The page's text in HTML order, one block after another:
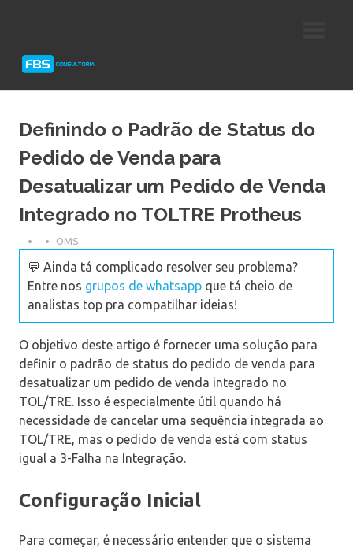
Protheus
Definindo o Padrão de Status do
Pedido de Venda para
Desatualizar um Pedido de Venda
Integrado no TOLTRE Protheus
OMS
💬 Ainda tá complicado resolver seu problema?
Entre nos grupos de whatsapp que tá cheio de
analistas top pra compatilhar ideias!
O objetivo deste artigo é fornecer uma solução para
definir o padrão de status do pedido de venda para
desatualizar um pedido de venda integrado no
TOL/TRE. Isso é especialmente útil quando há
necessidade de cancelar uma sequência integrada ao
TOL/TRE, mas o pedido de venda está com status
igual a 3-Falha na Integração.
Configuração Inicial
Para começar, é necessário entender que o sistema